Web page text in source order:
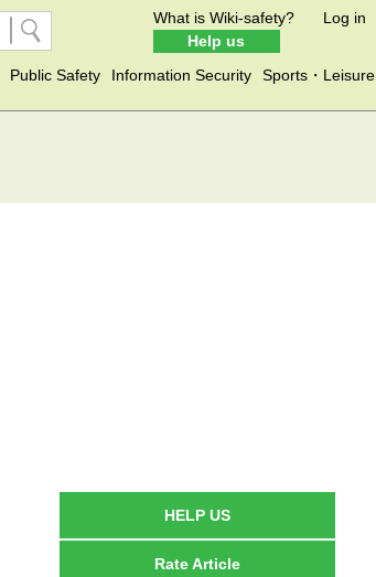
What is Wiki-safety?
Help us
Log in
Public Safety Information Security Sports・Leisure
HELP US
Rate Article